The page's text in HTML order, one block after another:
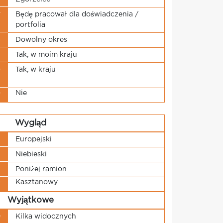
Będę pracował dla doświadczenia /
portfolia
Dowolny okres
Tak, w moim kraju
Tak, w kraju
Nie
Wygląd
Europejski
Niebieski
Poniżej ramion
Kasztanowy
Wyjątkowe
Kilka widocznych